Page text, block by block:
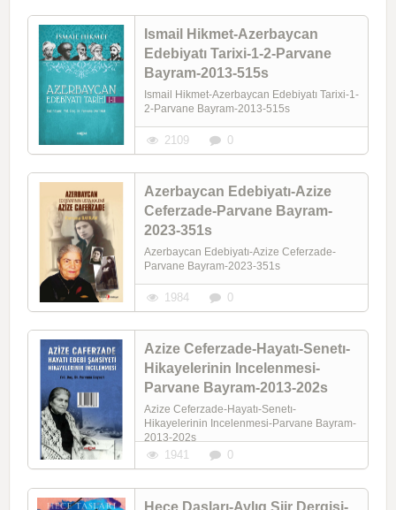
Ismail Hikmet-Azerbaycan
Edebiyatı Tarixi-1-2-Parvane
Bayram-2013-515s
Ismail Hikmet-Azerbaycan Edebiyatı Tarixi-1-
2-Parvane Bayram-2013-515s
2109 0
Azerbaycan Edebiyatı-Azize
Ceferzade-Parvane Bayram-
2023-351s
Azerbaycan Edebiyatı-Azize Ceferzade-
Parvane Bayram-2023-351s
1984 0
Azize Ceferzade-Hayatı-Senetı-
Hikayelerinin Incelenmesi-
Parvane Bayram-2013-202s
Azize Ceferzade-Hayatı-Senetı-
Hikayelerinin Incelenmesi-Parvane Bayram-
2013-202s
1941 0
Hece Daşları-Aylıq Şiir Dergisi-